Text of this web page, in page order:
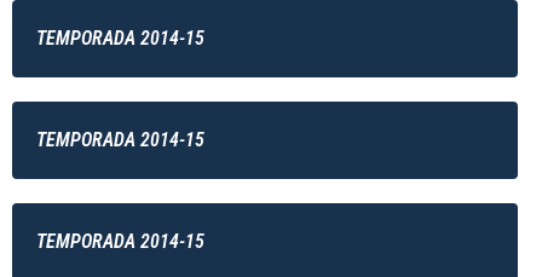
TEMPORADA 2014-15
TEMPORADA 2014-15
TEMPORADA 2014-15